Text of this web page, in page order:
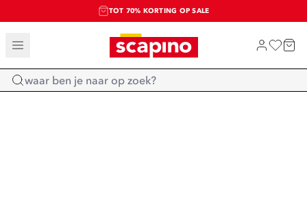
TOT 70% KORTING OP SALE
SALE: LAATSTE KANS!
SHOP NIEUW
Home